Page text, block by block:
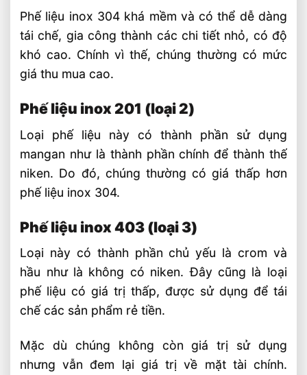
Phế liệu inox 304 khá mềm và có thể dễ dàng
tái chế, gia công thành các chi tiết nhỏ, có độ
khó cao. Chính vì thế, chúng thường có mức
giá thu mua cao.
Phế liệu inox 201 (loại 2)
Loại phế liệu này có thành phần sử dụng
mangan như là thành phần chính để thành thế
niken. Do đó, chúng thường có giá thấp hơn
phế liệu inox 304.
Phế liệu inox 403 (loại 3)
Loại này có thành phần chủ yếu là crom và
hầu như là không có niken. Đây cũng là loại
phế liệu có giá trị thấp, được sử dụng để tái
chế các sản phẩm rẻ tiền.
Mặc dù chúng không còn giá trị sử dụng
nhưng vẫn đem lại giá trị về mặt tài chính.